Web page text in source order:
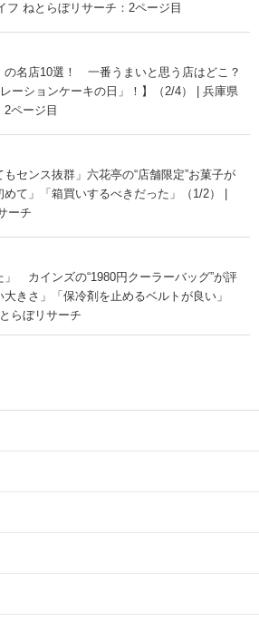
フ ねとらぼリサーチ：2ページ目
の名店10選！ 一番うまいと思う店はどこ？
レーションケーキの日」！】（2/4） | 兵庫県
ページ目
もセンス抜群」六花亭の“店舗限定”お菓子が
て」「箱買いするべきだった」（1/2） |
ーチ
」 カインズの“1980円クーラーバッグ”が評
きさ」「保冷剤を止めるベルトが良い」
らぼリサーチ